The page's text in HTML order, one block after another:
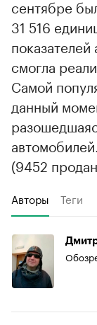
сентябре
31 516
показателей
смогла
Самой
данный
(9452
Авторы Теги